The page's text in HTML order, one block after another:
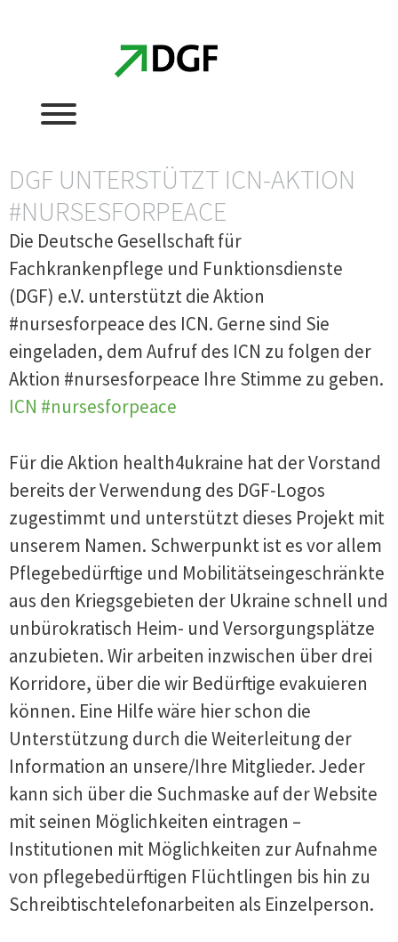
DGF UNTERSTÜTZT ICN-AKTION
#NURSESFORPEACE
Die Deutsche Gesellschaft für
Fachkrankenpflege und Funktionsdienste
(DGF) e.V. unterstützt die Aktion
#nursesforpeace des ICN. Gerne sind Sie
eingeladen, dem Aufruf des ICN zu folgen der
Aktion #nursesforpeace Ihre Stimme zu geben.
ICN #nursesforpeace
Für die Aktion health4ukraine hat der Vorstand
bereits der Verwendung des DGF-Logos
zugestimmt und unterstützt dieses Projekt mit
unserem Namen. Schwerpunkt ist es vor allem
Pflegebedürftige und Mobilitätseingeschränkte
aus den Kriegsgebieten der Ukraine schnell und
unbürokratisch Heim- und Versorgungsplätze
anzubieten. Wir arbeiten inzwischen über drei
Korridore, über die wir Bedürftige evakuieren
können. Eine Hilfe wäre hier schon die
Unterstützung durch die Weiterleitung der
Information an unsere/Ihre Mitglieder. Jeder
kann sich über die Suchmaske auf der Website
mit seinen Möglichkeiten eintragen –
Institutionen mit Möglichkeiten zur Aufnahme
von pflegebedürftigen Flüchtlingen bis hin zu
Schreibtischtelefonarbeiten als Einzelperson.